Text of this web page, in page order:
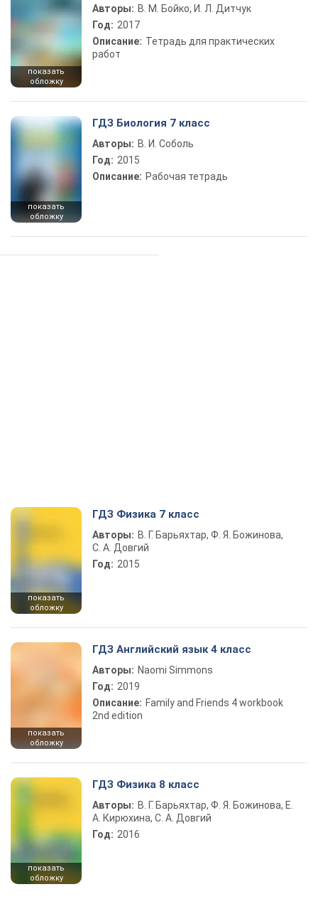
показать
обложку
Авторы: В. М. Бойко, И. Л. Дитчук
Год: 2017
Описание: Тетрадь для практических
работ
показать
обложку
ГДЗ Биология 7 класс
Авторы: В. И. Соболь
Год: 2015
Описание: Рабочая тетрадь
показать
обложку
ГДЗ Физика 7 класс
Авторы: В. Г. Барьяхтар, Ф. Я. Божинова,
С. А. Довгий
Год: 2015
показать
обложку
ГДЗ Английский язык 4 класс
Авторы: Naomi Simmons
Год: 2019
Описание: Family and Friends 4 workbook
2nd edition
показать
обложку
ГДЗ Физика 8 класс
Авторы: В. Г. Барьяхтар, Ф. Я. Божинова, Е.
А. Кирюхина, С. А. Довгий
Год: 2016